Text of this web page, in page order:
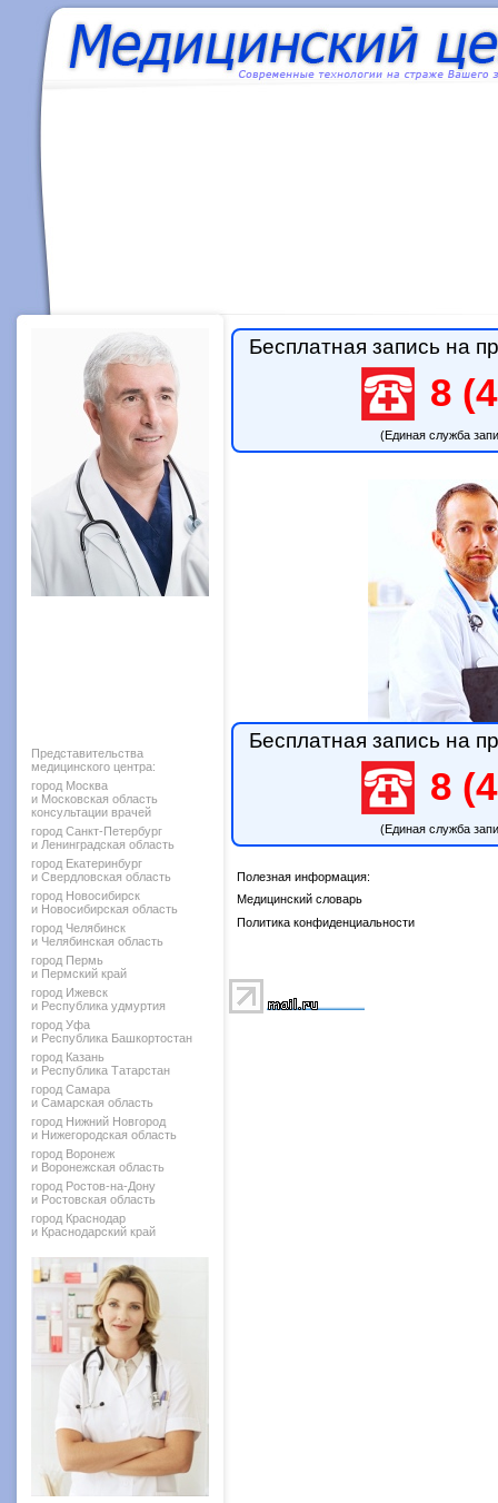
Представительства
медицинского центра:
город Москва
и Московская область
консультации врачей
город Санкт-Петербург
и Ленинградская область
город Екатеринбург
и Свердловская область
город Новосибирск
и Новосибирская область
город Челябинск
и Челябинская область
город Пермь
и Пермский край
город Ижевск
и Республика удмуртия
город Уфа
и Республика Башкортостан
город Казань
и Республика Татарстан
город Самара
и Самарская область
город Нижний Новгород
и Нижегородская область
город Воронеж
и Воронежская область
город Ростов-на-Дону
и Ростовская область
город Краснодар
и Краснодарский край
Бесплатная запись на
8
(Единая служба
Бесплатная запись на
8
(Единая служба
Полезная информация:
Медицинский словарь
Политика конфиденциальности